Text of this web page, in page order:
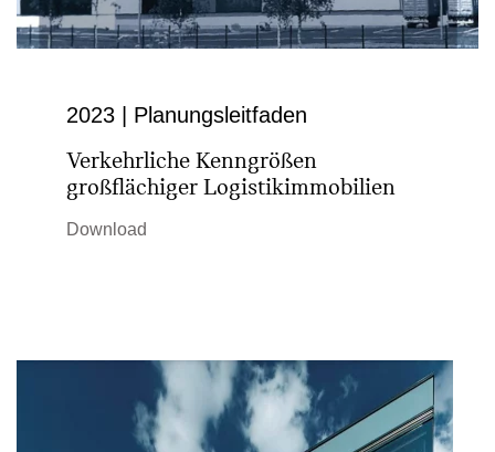
2023 | Planungs­leit­faden
Verkehrliche Kenngrößen
großflächiger Logistik­immobilien
Download